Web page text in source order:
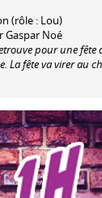
(rôle : Lou)
Gaspar Noé
pour une fête
La fête va virer au